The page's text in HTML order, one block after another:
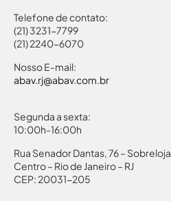
Telefone de contato:
(21) 3231-7799
(21) 2240-6070
Nosso E-mail:
abav.rj@abav.com.br
Segunda a sexta:
10:00h-16:00h
Rua Senador Dantas, 76 – Sobreloja
Centro – Rio de Janeiro – RJ
CEP: 20031-205